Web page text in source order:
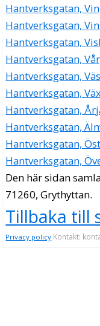
Hantverksgatan,
Hantverksgatan,
Hantverksgatan,
Hantverksgatan,
Hantverksgatan,
Hantverksgatan,
Hantverksgatan,
Hantverksgatan,
Hantverksgatan,
Hantverksgatan,
Den här sidan
71260, Grythyttan.
Tillbaka till
Privacy policy Kontakt: